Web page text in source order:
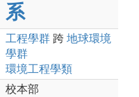
系
工程學群 跨 地球環境
學群
環境工程學類
校本部